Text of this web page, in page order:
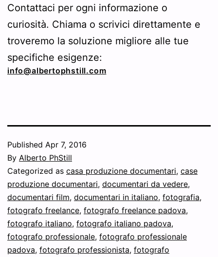
Contattaci per ogni informazione o
curiosità. Chiama o scrivici direttamente e
troveremo la soluzione migliore alle tue
specifiche esigenze:
info@albertophstill.com
Published Apr 7, 2016
By Alberto PhStill
Categorized as casa produzione documentari, case
produzione documentari, documentari da vedere,
documentari film, documentari in italiano, fotografia,
fotografo freelance, fotografo freelance padova,
fotografo italiano, fotografo italiano padova,
fotografo professionale, fotografo professionale
padova, fotografo professionista, fotografo